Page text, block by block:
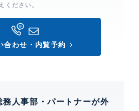
ット設備、 フロア毎ゴミ置場、
イラウンジ、 スポーツジム、 フ
シェルジュサービス、 オートロ
(シアター、ザ・キッチン、
ください。
合わせ・内覧予約
務人事部・パートナーが外